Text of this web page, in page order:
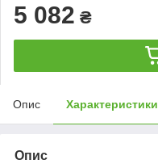
5 082 ₴
Опис Характеристики
Опис